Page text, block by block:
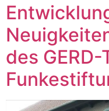
des